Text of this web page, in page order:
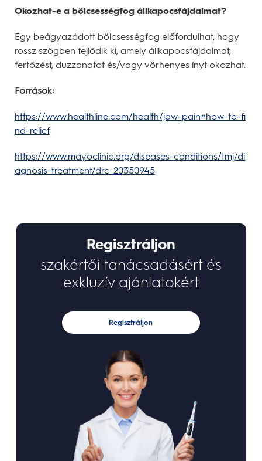
Okozhat-e a bölcsességfog állkapocsfájdalmat?
Egy beágyazódott bölcsességfog előfordulhat, hogy
rossz szögben fejlődik ki, amely állkapocsfájdalmat,
fertőzést, duzzanatot és/vagy vörhenyes ínyt okozhat.
Források:
https://www.healthline.com/health/jaw-pain#how-to-fi
nd-relief
https://www.mayoclinic.org/diseases-conditions/tmj/di
agnosis-treatment/drc-20350945
Regisztráljon
szakértői tanácsadásért és
exkluzív ajánlatokért
Regisztráljon